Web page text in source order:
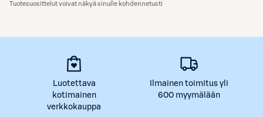
Tuotesuosittelut voivat näkyä sinulle kohdennetusti
Luotettava
kotimainen
verkkokauppa
Ilmainen toimitus yli
600 myymälään